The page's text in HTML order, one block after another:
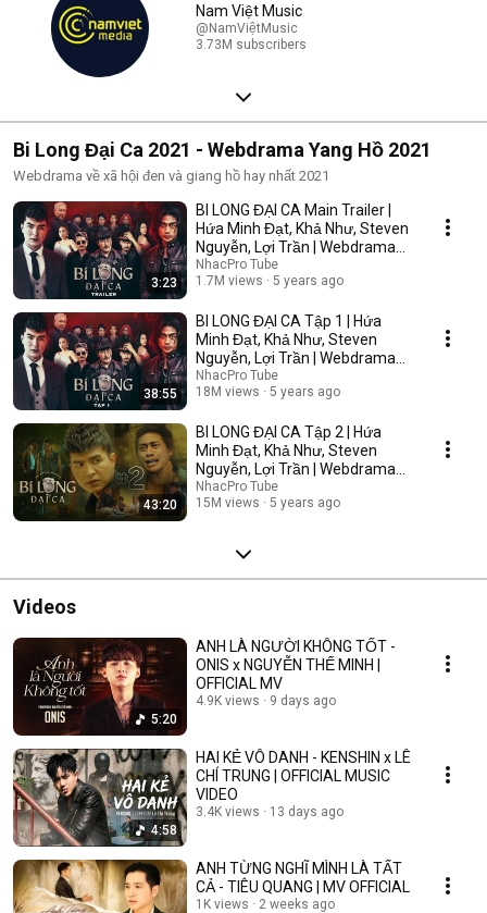
Nam Việt Music
@NamViệtMusic
3.73M subscribers
Bi Long Đại Ca 2021 - Webdrama Yang Hồ 2021
Webdrama về xã hội đen và giang hồ hay nhất 2021
3:23
BI LONG ĐẠI CA Main Trailer |
Hứa Minh Đạt, Khả Như, Steven
Nguyễn, Lợi Trần | Webdrama
Yang Hồ 2021
NhacPro Tube
1.7M views
5 years ago
38:55
BI LONG ĐẠI CA Tập 1 | Hứa
Minh Đạt, Khả Như, Steven
Nguyễn, Lợi Trần | Webdrama
Yang Hồ 2021
NhacPro Tube
18M views
5 years ago
43:20
BI LONG ĐẠI CA Tập 2 | Hứa
Minh Đạt, Khả Như, Steven
Nguyễn, Lợi Trần | Webdrama
Yang Hồ 2021
NhacPro Tube
15M views
5 years ago
Videos
5:20
ANH LÀ NGƯỜI KHÔNG TỐT -
ONIS x NGUYỄN THẾ MINH |
OFFICIAL MV
4.9K views 9 days ago
4:58
HAI KẺ VÔ DANH - KENSHIN x LÊ
CHÍ TRUNG | OFFICIAL MUSIC
VIDEO
3.4K views 13 days ago
ANH TỪNG NGHĨ MÌNH LÀ TẤT
CẢ - TIÊU QUANG | MV OFFICIAL
1K views 2 weeks ago